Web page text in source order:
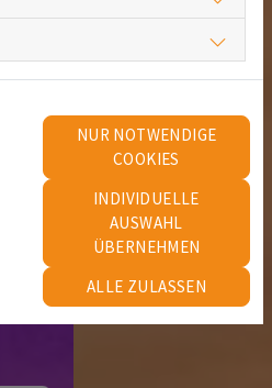
NUR NOTWENDIGE
COOKIES
INDIVIDUELLE
AUSWAHL
ÜBERNEHMEN
ALLE ZULASSEN